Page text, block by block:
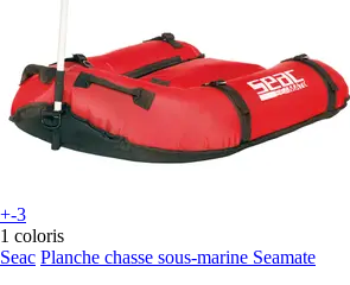
+-3
1 coloris
Seac Planche chasse sous-marine Seamate